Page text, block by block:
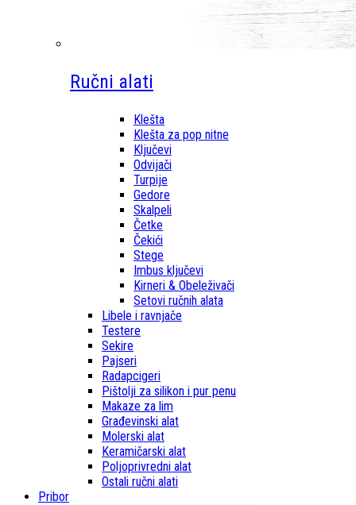
Ručni alati
Klešta
Klešta za pop nitne
Ključevi
Odvijači
Turpije
Gedore
Skalpeli
Četke
Čekići
Stege
Imbus ključevi
Kirneri & Obeleživači
Setovi ručnih alata
Libele i ravnjače
Testere
Sekire
Pajseri
Radapcigeri
Pištolji za silikon i pur penu
Makaze za lim
Građevinski alat
Molerski alat
Keramičarski alat
Poljoprivredni alat
Ostali ručni alati
Pribor